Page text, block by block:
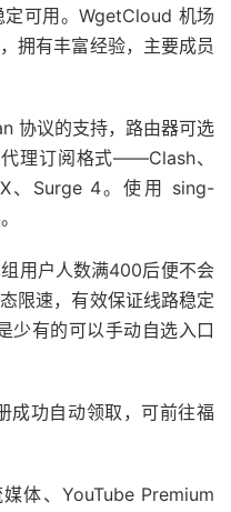
可用。WgetCloud 机场
拥有丰富经验，主要成员
协议的支持，路由器可选
理订阅格式——Clash、
、Surge 4。使用 sing-
用户人数满400后便不会
限速，有效保证线路稳定
少有的可以手动自选入口
成功自动领取，可前往福
体、YouTube Premium